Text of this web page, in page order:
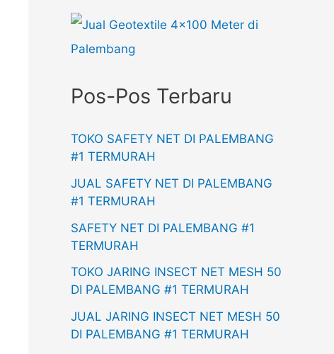
Pos-Pos Terbaru
TOKO SAFETY NET DI PALEMBANG
#1 TERMURAH
JUAL SAFETY NET DI PALEMBANG
#1 TERMURAH
SAFETY NET DI PALEMBANG #1
TERMURAH
TOKO JARING INSECT NET MESH 50
DI PALEMBANG #1 TERMURAH
JUAL JARING INSECT NET MESH 50
DI PALEMBANG #1 TERMURAH